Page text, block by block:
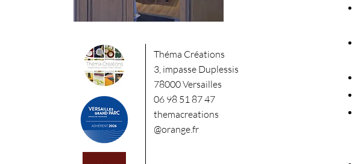
​Théma Créations
3, impasse Duplessis
78000 Versailles
06 98 51 87 47
themacreations
@orange.fr